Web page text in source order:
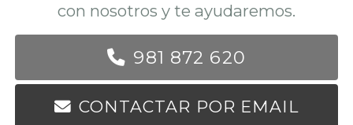
con nosotros y te ayudaremos.
981 872 620
CONTACTAR POR EMAIL